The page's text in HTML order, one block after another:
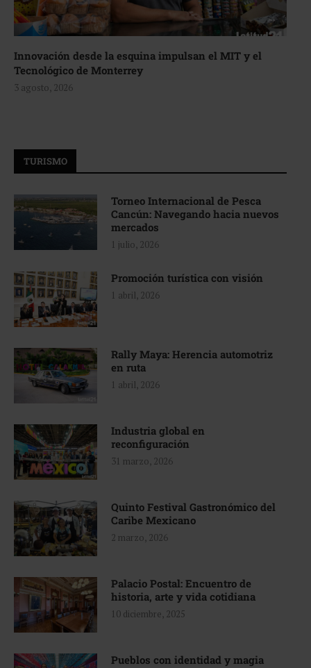
Innovación desde la esquina impulsan el MIT y el
Tecnológico de Monterrey
3 agosto, 2026
TURISMO
Torneo Internacional de Pesca
Cancún: Navegando hacia nuevos
mercados
1 julio, 2026
Promoción turística con visión
1 abril, 2026
Rally Maya: Herencia automotriz
en ruta
1 abril, 2026
Industria global en
reconfiguración
31 marzo, 2026
Quinto Festival Gastronómico del
Caribe Mexicano
2 marzo, 2026
Palacio Postal: Encuentro de
historia, arte y vida cotidiana
10 diciembre, 2025
Pueblos con identidad y magia